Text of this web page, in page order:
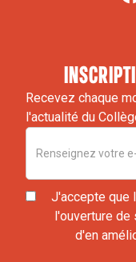
Recevez chaque
l'actualité du
J'accepte que
l'ouverture
d'en